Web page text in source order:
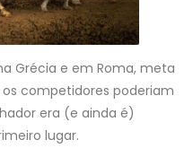
Grécia e em Roma, meta
competidores poderiam
era (e ainda é)
lugar.